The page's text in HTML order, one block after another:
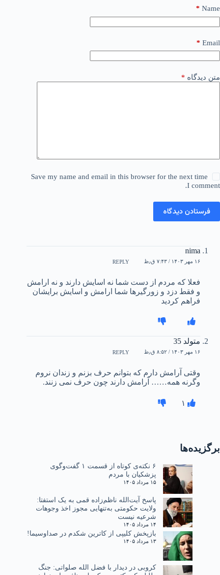
Name
*
Email
*
متن دیدگاه *
Save my name and email in this browser for the next time
I comment.
فرستادن دیدگاه
nima
۱۶ مهر ۱۴۰۳ / ۷:۴۳ ق٫ظ REPLY
فعلا که مردم از دست شما نه اسایش دارند و نه ارامش
و فقط دزد و زورگیرها شما ارامش و اسایش برایشان
فراهم کردید
متولد 35
۱۶ مهر ۱۴۰۳ / ۸:۵۲ ق٫ظ REPLY
وقتی آرامش دارم که بتوانم حرف بزنم و زندان نروم
وگرنه همه…… آرامش دارند چون حرف نمی زنند.
۱
برگزیده‌ها
۶ نکته‌ی کوتاه از قسمت ۱ گفت‌وگوی
پزشکیان با مردم
۱۵ مرداد ۱۴۰۵
پاسخ آیت‌الله ناظم‌زاده قمی به یک استفتا:
ولایت حکومتی به‌تنهایی مجوز اخذ وجوهات
شرعیه نیست
۱۴ مرداد ۱۴۰۵
بازپخش کلیپی از کاترین شکدم در صداوسیما!
۱۳ مرداد ۱۴۰۵
کروبی در دیدار با فضل الله صلواتی: جنگ